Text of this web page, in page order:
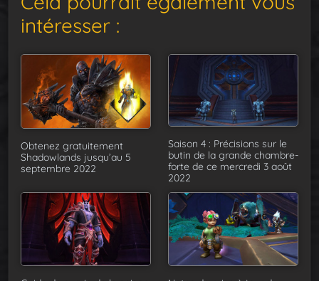
intéresser :
Obtenez gratuitement
Shadowlands jusqu’au 5
septembre 2022
Saison 4 : Précisions sur le
butin de la grande chambre-
forte de ce mercredi 3 août
2022